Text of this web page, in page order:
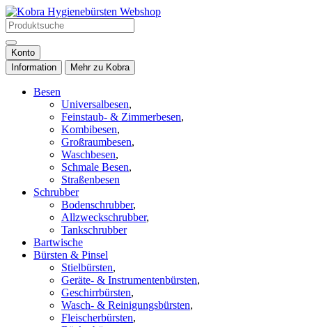
Konto
Information
Mehr zu Kobra
Besen
Universalbesen,
Feinstaub- & Zimmerbesen,
Kombibesen,
Großraumbesen,
Waschbesen,
Schmale Besen,
Straßenbesen
Schrubber
Bodenschrubber,
Allzweckschrubber,
Tankschrubber
Bartwische
Bürsten & Pinsel
Stielbürsten,
Geräte- & Instrumentenbürsten,
Geschirrbürsten,
Wasch- & Reinigungsbürsten,
Fleischerbürsten,